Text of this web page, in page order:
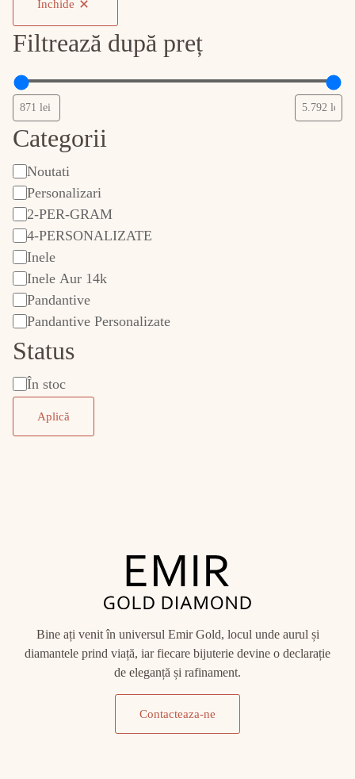
Închide
Filtrează după preț
Categorii
categorie
Noutati
Personalizari
2-PER-GRAM
4-PERSONALIZATE
Inele
Inele Aur 14k
Pandantive
Pandantive Personalizate
Status
StareÎn stoc
Aplică
Bine ați venit în universul Emir Gold, locul unde aurul și
diamantele prind viață, iar fiecare bijuterie devine o declarație
de eleganță și rafinament.
Contacteaza-ne